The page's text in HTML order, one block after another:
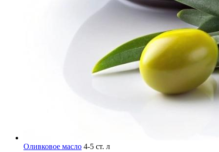
Оливковое масло 4-5 ст. л